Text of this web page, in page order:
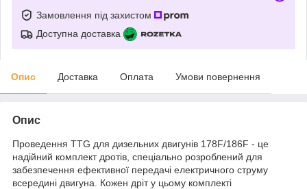
Замовлення під захистом
Доступна доставка
Опис Доставка Оплата Умови повернення
Опис
Проведення TTG для дизельних двигунів 178F/186F - це
надійний комплект дротів, спеціально розроблений для
забезпечення ефективної передачі електричного струму
всередині двигуна. Кожен дріт у цьому комплекті